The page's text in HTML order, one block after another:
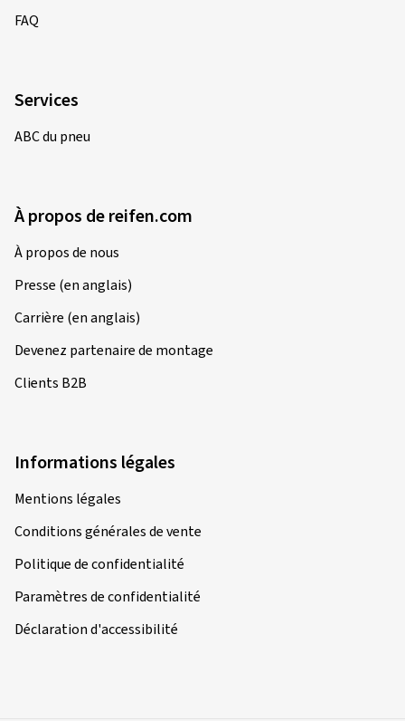
FAQ
Services
ABC du pneu
À propos de reifen.com
À propos de nous
Presse (en anglais)
Carrière (en anglais)
Devenez partenaire de montage
Clients B2B
Informations légales
Mentions légales
Conditions générales de vente
Politique de confidentialité
Paramètres de confidentialité
Déclaration d'accessibilité